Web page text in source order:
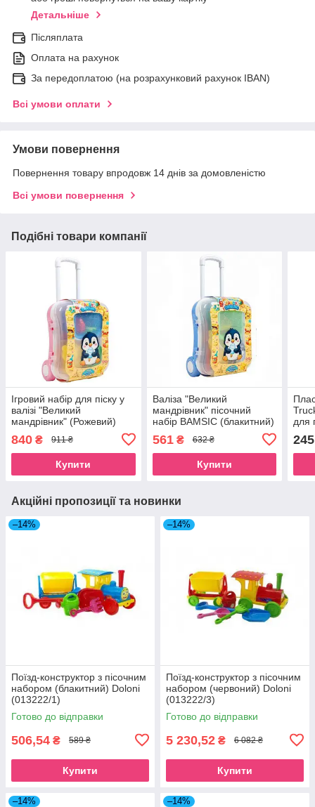
Детальніше
Післяплата
Оплата на рахунок
За передоплатою (на розрахунковий рахунок IBAN)
Всі умови оплати
Умови повернення
Повернення товару впродовж 14 днів за домовленістю
Всі умови повернення
Подібні товари компанії
Ігровий набір для піску у
валізі "Великий
мандрівник" (Рожевий)
840 ₴ 911 ₴
Купити
Валіза "Великий
мандрівник" пісочний
набір BAMSIC (блакитний)
561₴ 632 ₴
Купити
для
245
Акційні пропозиції та новинки
–14%
Поїзд-конструктор з пісочним
набором (блакитний) Doloni
(013222/1)
Готово до відправки
506,54 ₴ 589 ₴
Купити
–14%
Поїзд-конструктор з пісочним
набором (червоний) Doloni
(013222/3)
Готово до відправки
5 230,52 ₴ 6 082 ₴
Купити
–14% –14%